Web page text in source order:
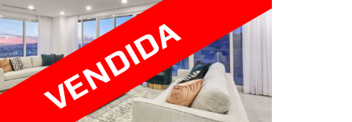
VENDIDA